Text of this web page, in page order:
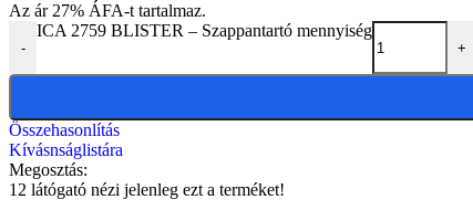
Az ár 27% ÁFA-t tartalmaz.
-
ICA 2759 BLISTER – Szappantartó mennyiség
+
Összehasonlítás
Kívásnságlistára
Megosztás:
12 látógató nézi jelenleg ezt a terméket!